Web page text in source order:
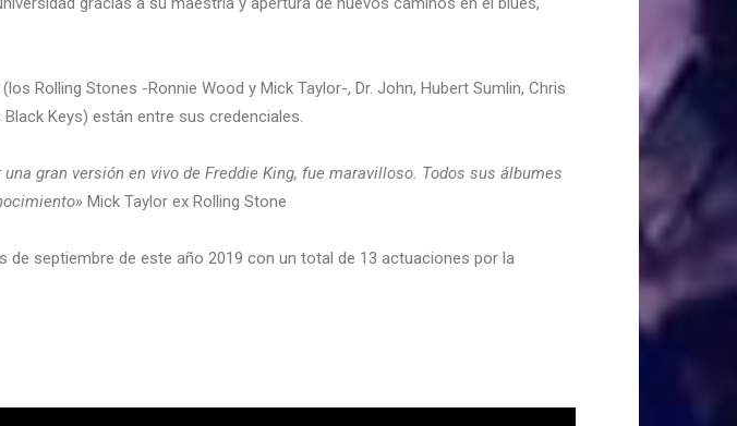
Rolling Stones -Ronnie Wood y Mick Taylor-, Dr. John, Hubert Sumlin, Chris
Keys) están entre sus credenciales.
gran versión en vivo de Freddie King, fue maravilloso. Todos sus álbumes
Mick Taylor ex Rolling Stone
de septiembre de este año 2019 con un total de 13 actuaciones por la